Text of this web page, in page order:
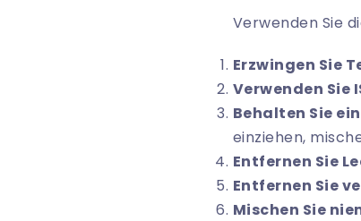
Verwenden Sie
Erzwingen Sie
Verwenden
Behalten Sie
einziehen,
Entfernen Sie
Entfernen Sie
Mischen Sie